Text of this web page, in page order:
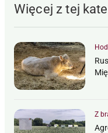
Więcej z tej
Z